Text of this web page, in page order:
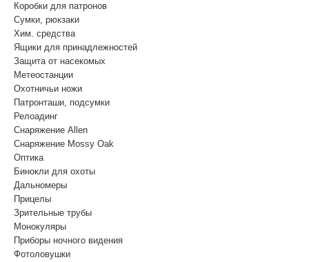
Коробки для патронов
Сумки, рюкзаки
Хим. средства
Ящики для принадлежностей
Защита от насекомых
Метеостанции
Охотничьи ножи
Патронташи, подсумки
Релоадинг
Снаряжение Allen
Снаряжение Mossy Oak
Оптика
Бинокли для охоты
Дальномеры
Прицелы
Зрительные трубы
Монокуляры
Приборы ночного видения
Фотоловушки